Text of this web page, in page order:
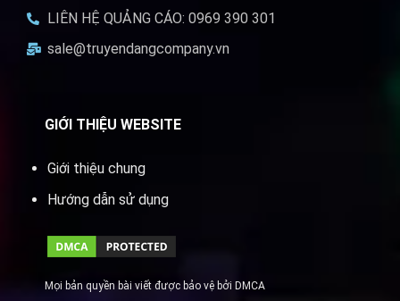
LIÊN HỆ QUẢNG CÁO: 0969 390 301
sale@truyendangcompany.vn
GIỚI THIỆU WEBSITE
Giới thiệu chung
Hướng dẫn sử dụng
Mọi bản quyền bài viết được bảo vệ bởi DMCA